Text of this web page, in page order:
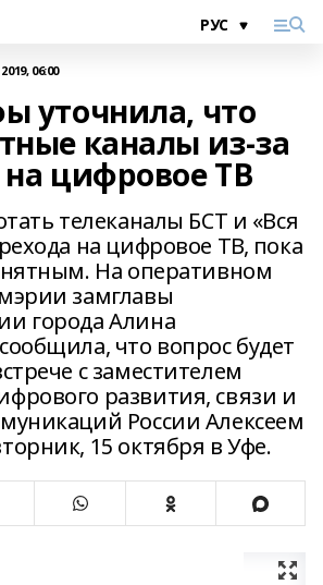
06:00
уточнила, что
каналы из-за
на цифровое ТВ
телеканалы БСТ и «Вся
на цифровое ТВ, пока
На оперативном
замглавы
города Алина
что вопрос будет
с заместителем
развития, связи и
России Алексеем
15 октября в Уфе.